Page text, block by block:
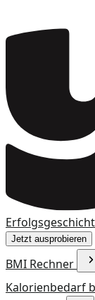
Jetzt ausprobieren
BMI Rechner
Kalorienbedarf